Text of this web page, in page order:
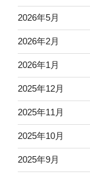
2026年5月
2026年2月
2026年1月
2025年12月
2025年11月
2025年10月
2025年9月